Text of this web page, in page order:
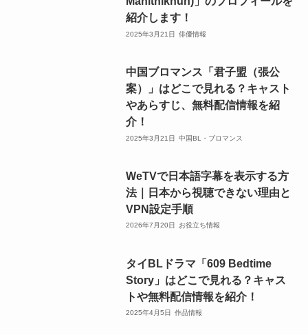
紹介します！
2025年3月21日 俳優情報
中国ブロマンス「君子盟（張公
案）」はどこで見れる？キャスト
やあらすじ、無料配信情報を紹
介！
2025年3月21日 中国BL・ブロマンス
WeTVで日本語字幕を表示する方
法｜日本から視聴できない理由と
VPN設定手順
2026年7月20日 お役立ち情報
タイBLドラマ「609 Bedtime
Story」はどこで見れる？キャス
トや無料配信情報を紹介！
2025年4月5日 作品情報